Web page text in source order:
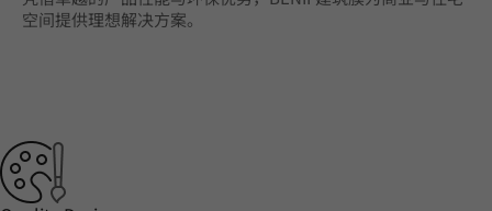
空间提供理想解决方案。